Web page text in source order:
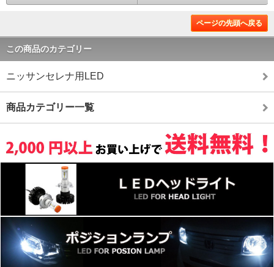
ページの先頭へ戻る
この商品のカテゴリー
ニッサンセレナ用LED
商品カテゴリー一覧